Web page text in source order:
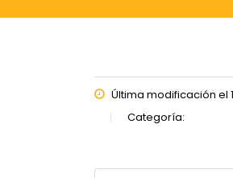
Última modificación el
Categoría: